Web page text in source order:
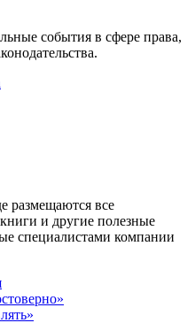
события в сфере права,
размещаются все
и другие полезные
специалистами компании